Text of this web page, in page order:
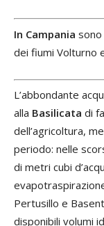
In Campania
dei fiumi Volturno
L’abbondante
alla Basilicata di
dell’agricoltura,
periodo: nelle
di metri cubi
Pertusillo e
disponibili volumi